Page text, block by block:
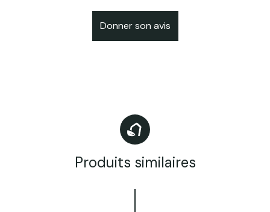
Donner son avis
Produits similaires